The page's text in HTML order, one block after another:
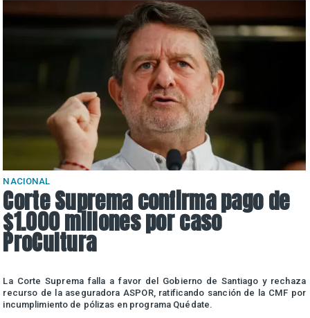
NACIONAL
Corte Suprema confirma pago de
$1.000 millones por caso
ProCultura
La Corte Suprema falla a favor del Gobierno de Santiago y rechaza
recurso de la aseguradora ASPOR, ratificando sanción de la CMF por
incumplimiento de pólizas en programa Quédate.